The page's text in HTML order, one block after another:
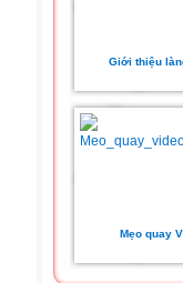
Giới thiệu
Mẹo quay